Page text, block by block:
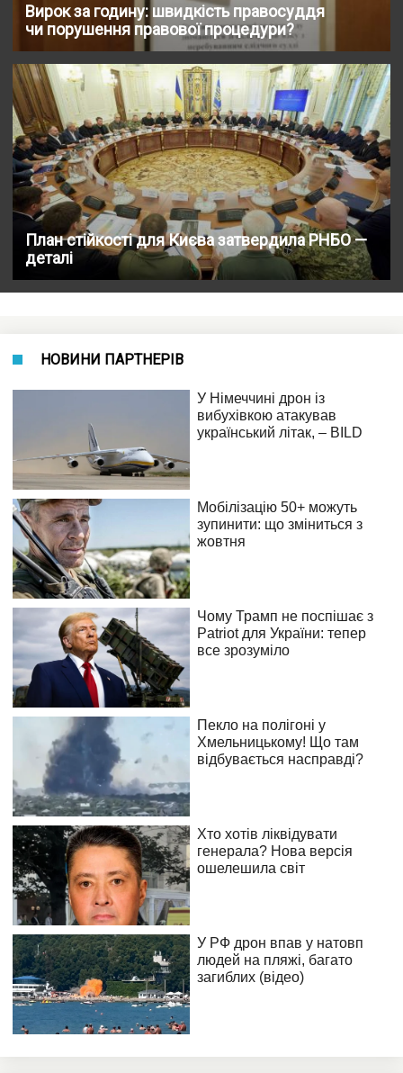
Вирок за годину: швидкість правосуддя
чи порушення правової процедури?
План стійкості для Києва затвердила РНБО —
деталі
НОВИНИ ПАРТНЕРІВ